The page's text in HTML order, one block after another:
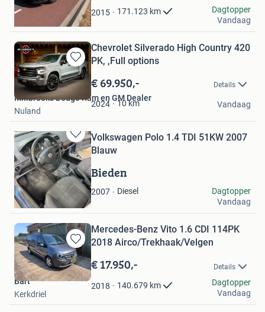
2015 171.123 km
jeroen
Vroomshoop
Dagtopper
Vandaag
Bewaren
in
Mijn
Favorieten
Chevrolet Silverado High Country 420
PK, ,Full options
€ 69.950,- Details
2024 10 km
Millbrooks Dodge Ram en GM Dealer
Nuland
Vandaag
Bewaren
in
Mijn
Favorieten
Volkswagen Polo 1.4 TDI 51KW 2007
Blauw
Bieden
2007 Diesel
Thijs borr
Luyksgestel
Dagtopper
Vandaag
Bewaren
in
Mijn
Favorieten
Mercedes-Benz Vito 1.6 CDI 114PK
2018 Airco/Trekhaak/Velgen
€ 17.950,- Details
2018 140.679 km
Bart
Kerkdriel
Dagtopper
Vandaag